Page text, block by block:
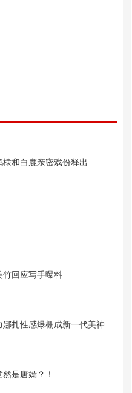
棣和白鹿亲密戏份释出
竹回应写手曝料
娜扎性感爆棚成新一代美神
是唐嫣？！